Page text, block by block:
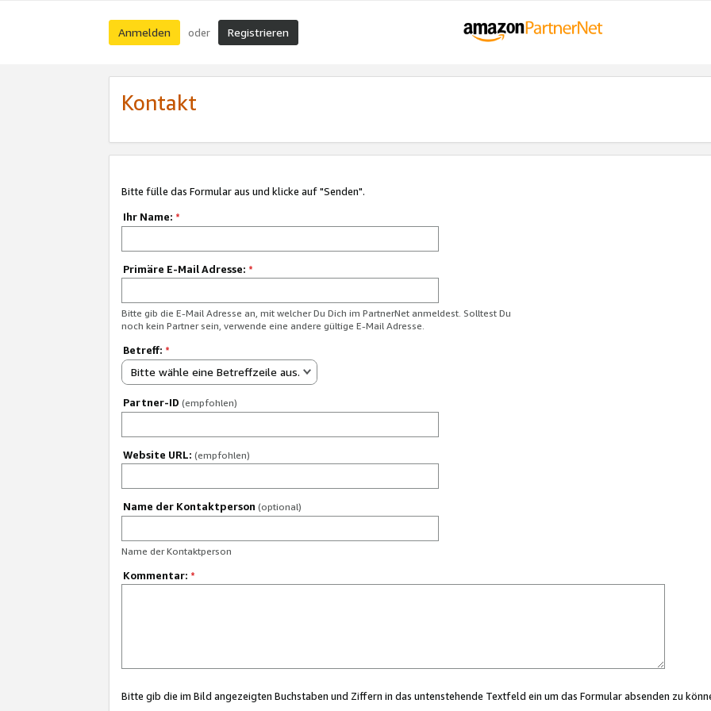
Anmelden oder Registrieren
Kontakt
Bitte fülle das Formular aus und klicke auf "Senden".
Ihr Name: *
Primäre E-Mail Adresse: *
Bitte gib die E-Mail Adresse an, mit welcher Du Dich im PartnerNet anmeldest. Solltest Du
noch kein Partner sein, verwende eine andere gültige E-Mail Adresse.
Betreff: *
Bitte wähle eine Betreffzeile aus.
Partner-ID (empfohlen)
Website URL: (empfohlen)
Name der Kontaktperson (optional)
Name der Kontaktperson
Kommentar: *
Bitte gib die im Bild angezeigten Buchstaben und Ziffern in das untenstehende Textfeld ein um das Formular absenden zu